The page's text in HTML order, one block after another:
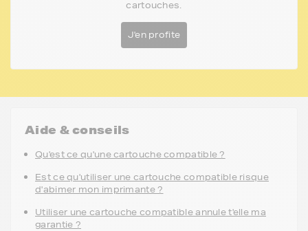
cartouches.
J'en profite
Aide & conseils
Qu'est ce qu'une cartouche compatible ?
Est ce qu'utiliser une cartouche compatible risque
d'abimer mon imprimante ?
Utiliser une cartouche compatible annule t'elle ma
garantie ?